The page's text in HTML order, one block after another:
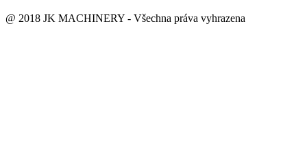
@ 2018 JK MACHINERY - Všechna práva vyhrazena